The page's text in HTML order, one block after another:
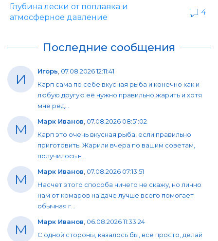
Глубина лески от поплавка и
атмосферное давление
4
Последние сообщения
И Игорь, 07.08.2026 12:11:41
Карп сама по себе вкусная рыба и конечно как и
любую другую её нужно правильно жарить и хотя
мне ред...
М Марк Иванов, 07.08.2026 08:51:02
Карп это очень вкусная рыба, если правильно
приготовить. Жарили вчера по вашим советам,
получилось н...
М Марк Иванов, 07.08.2026 07:13:51
Насчет этого способа ничего не скажу, но лично
нам от комаров на даче лучше всего помогает
обычная г...
М Марк Иванов, 06.08.2026 11:33:24
С одной стороны, казалось бы, все просто, делай